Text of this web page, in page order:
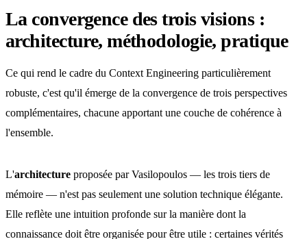
La convergence des trois visions :
architecture, méthodologie, pratique
Ce qui rend le cadre du Context Engineering particulièrement
robuste, c'est qu'il émerge de la convergence de trois perspectives
complémentaires, chacune apportant une couche de cohérence à
l'ensemble.
L'architecture proposée par Vasilopoulos — les trois tiers de
mémoire — n'est pas seulement une solution technique élégante.
Elle reflète une intuition profonde sur la manière dont la
connaissance doit être organisée pour être utile : certaines vérités